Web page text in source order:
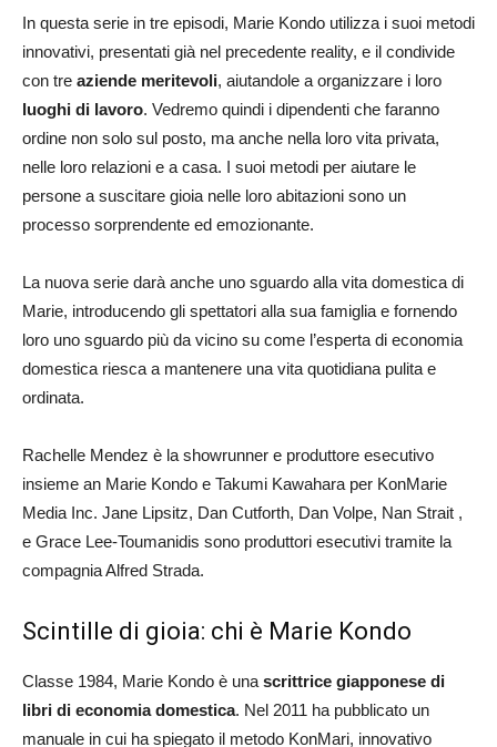
In questa serie in tre episodi, Marie Kondo utilizza i suoi metodi
innovativi, presentati già nel precedente reality, e il condivide
con tre aziende meritevoli, aiutandole a organizzare i loro
luoghi di lavoro. Vedremo quindi i dipendenti che faranno
ordine non solo sul posto, ma anche nella loro vita privata,
nelle loro relazioni e a casa. I suoi metodi per aiutare le
persone a suscitare gioia nelle loro abitazioni sono un
processo sorprendente ed emozionante.
La nuova serie darà anche uno sguardo alla vita domestica di
Marie, introducendo gli spettatori alla sua famiglia e fornendo
loro uno sguardo più da vicino su come l’esperta di economia
domestica riesca a mantenere una vita quotidiana pulita e
ordinata.
Rachelle Mendez è la showrunner e produttore esecutivo
insieme an Marie Kondo e Takumi Kawahara per KonMarie
Media Inc. Jane Lipsitz, Dan Cutforth, Dan Volpe, Nan Strait ,
e Grace Lee-Toumanidis sono produttori esecutivi tramite la
compagnia Alfred Strada.
Scintille di gioia: chi è Marie Kondo
Classe 1984, Marie Kondo è una scrittrice giapponese di
libri di economia domestica. Nel 2011 ha pubblicato un
manuale in cui ha spiegato il metodo KonMari, innovativo